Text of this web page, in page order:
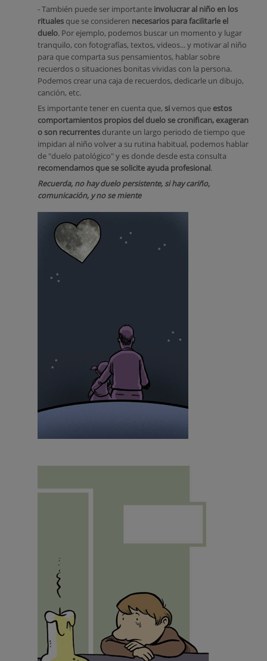
- También puede ser importante involucrar al niño en los
rituales que se consideren necesarios para facilitarle el
duelo. Por ejemplo, podemos buscar un momento y lugar
tranquilo, con fotografías, textos, videos... y motivar al niño
para que comparta sus pensamientos, hablar sobre
recuerdos o situaciones bonitas vividas con la persona.
Podemos crear una caja de recuerdos, dedicarle un dibujo,
canción, etc.
Es importante tener en cuenta que, sivemos que estos
comportamientos propios del duelo se cronifican, exageran
o son recurrentes durante un largo periodo de tiempo que
impidan al niño volver a su rutina habitual, podemos hablar
de "duelo patológico" y es donde desde esta consulta
recomendamos que se solicite ayuda profesional.
Recuerda, no hay duelo persistente, si hay cariño,
comunicación, y no se miente